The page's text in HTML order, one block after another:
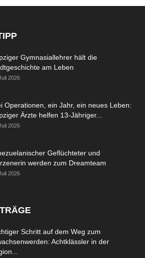
Gymnasiallehrer hält die
am Leben
2026
Operationen, ein Jahr, ein neues Leben:
Ärzte helfen 13-Jähriger...
2026
Geflüchteter und
werden zum Dreamteam
2026
Schritt auf dem Weg zum
Achtklässler in der